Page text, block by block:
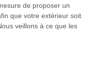
de proposer un
que votre extérieur soit
veillons à ce que les